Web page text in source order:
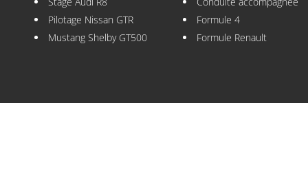
Pilotage Nissan GTR
Mustang Shelby GT500
Formule 4
Formule Renault